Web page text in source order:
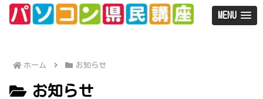
MENU
ホーム お知らせ
お知らせ